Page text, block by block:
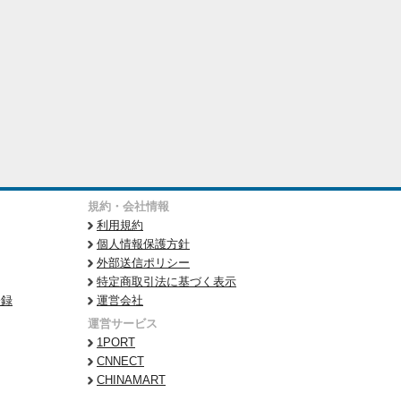
規約・会社情報
利用規約
個人情報保護方針
外部送信ポリシー
特定商取引法に基づく表示
運営会社
運営サービス
1PORT
CNNECT
CHINAMART